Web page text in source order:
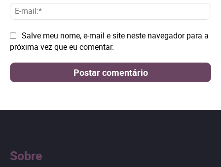
E-
Site: Salve meu nome, e-mail e site neste navegador para a
próxima vez que eu comentar.
Sobre